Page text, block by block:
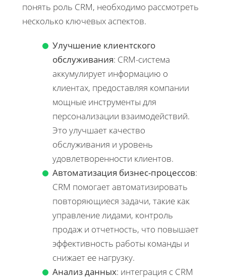
понять роль CRM, необходимо рассмотреть
несколько ключевых аспектов.
Улучшение клиентского
обслуживания: CRM-система
аккумулирует информацию о
клиентах, предоставляя компании
мощные инструменты для
персонализации взаимодействий.
Это улучшает качество
обслуживания и уровень
удовлетворенности клиентов.
Автоматизация бизнес-процессов:
CRM помогает автоматизировать
повторяющиеся задачи, такие как
управление лидами, контроль
продаж и отчетность, что повышает
эффективность работы команды и
снижает ее нагрузку.
Анализ данных: интеграция с CRM